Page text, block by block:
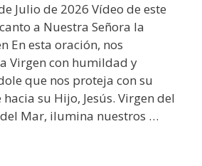
Julio de 2026 Vídeo de este
a Nuestra Señora la
En esta oración, nos
Virgen con humildad y
que nos proteja con su
su Hijo, Jesús. Virgen del
Mar, ilumina nuestros …